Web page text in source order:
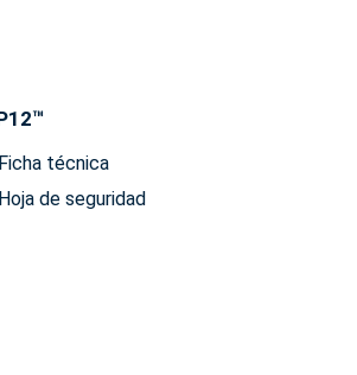
Ficha técnica
Hoja de seguridad